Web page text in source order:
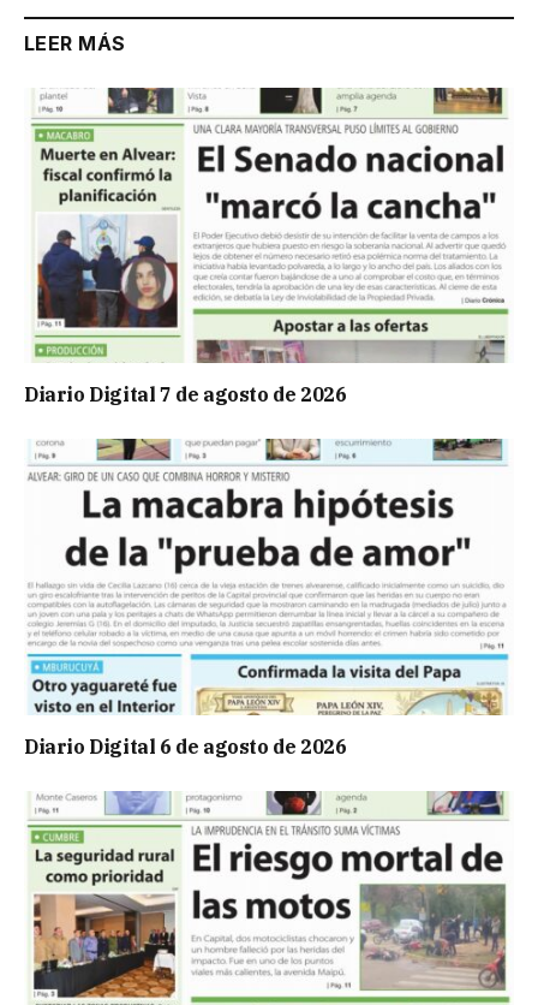
LEER MÁS
Diario Digital 7 de agosto de 2026
Diario Digital 6 de agosto de 2026